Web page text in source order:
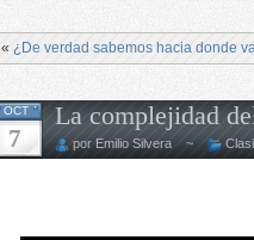
« ¿De verdad sabemos hacia donde
OCT
7
La complejidad
por Emilio Silvera ~